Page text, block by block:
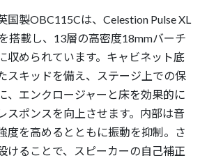
製OBC115Cは、Celestion Pulse XL
搭載し、13層の高密度18mmバーチ
収められています。キャビネット底
スキッドを備え、ステージ上での保
、エンクロージャーと床を効果的に
スポンスを向上させます。内部は音
度を高めるとともに振動を抑制。さ
けることで、スピーカーの自己補正